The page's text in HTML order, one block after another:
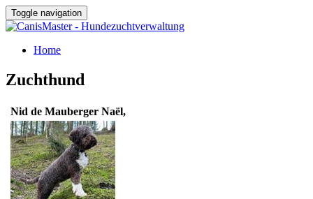
Toggle navigation
Home
Zuchthund
Nid de Mauberger Naël,